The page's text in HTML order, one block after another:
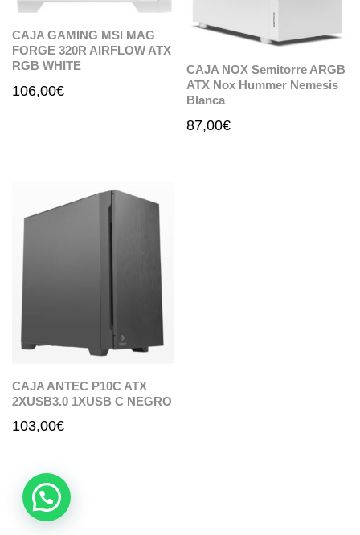
CAJA GAMING MSI MAG
FORGE 320R AIRFLOW ATX
RGB WHITE
106,00€
CAJA NOX Semitorre ARGB
ATX Nox Hummer Nemesis
Blanca
87,00€
CAJA ANTEC P10C ATX
2XUSB3.0 1XUSB C NEGRO
103,00€